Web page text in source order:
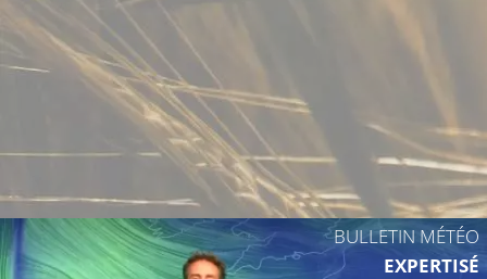
BULLETIN MÉTÉO
EXPERTISÉ